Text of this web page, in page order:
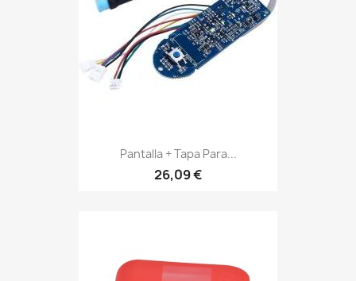
Pantalla + Tapa Para...
26,09 €